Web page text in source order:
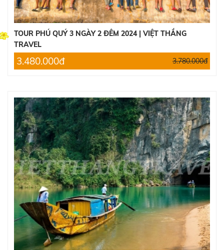
TOUR PHÚ QUÝ 3 NGÀY 2 ĐÊM 2024 | VIỆT THẮNG
TRAVEL
3.480.000đ 3.780.000đ